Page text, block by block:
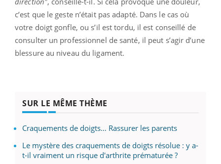
c’est que le geste n’était pas adapté. Dans le cas où
votre doigt gonfle, ou s’il est tordu, il est conseillé de
consulter un professionnel de santé, il peut s’agir d’une
blessure au niveau du ligament.
SUR LE MÊME THÈME
Craquements de doigts… Rassurer les parents
Le mystère des craquements de doigts résolue : y a-
t-il vraiment un risque d'arthrite prématurée ?